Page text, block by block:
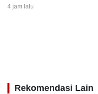
Kian Matang
4 jam lalu
Rekomendasi Lain